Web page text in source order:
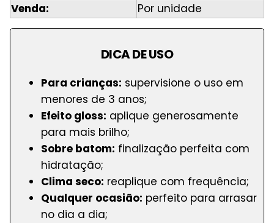
Venda:
Por unidade
DICA DE USO
Para crianças: supervisione o uso em
menores de 3 anos;
Efeito gloss: aplique generosamente
para mais brilho;
Sobre batom: finalização perfeita com
hidratação;
Clima seco: reaplique com frequência;
Qualquer ocasião: perfeito para arrasar
no dia a dia;